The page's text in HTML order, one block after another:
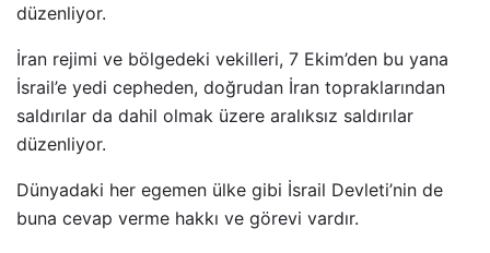
düzenliyor.
İran rejimi ve bölgedeki vekilleri, 7 Ekim’den bu yana
İsrail’e yedi cepheden, doğrudan İran topraklarından
saldırılar da dahil olmak üzere aralıksız saldırılar
düzenliyor.
Dünyadaki her egemen ülke gibi İsrail Devleti’nin de
buna cevap verme hakkı ve görevi vardır.